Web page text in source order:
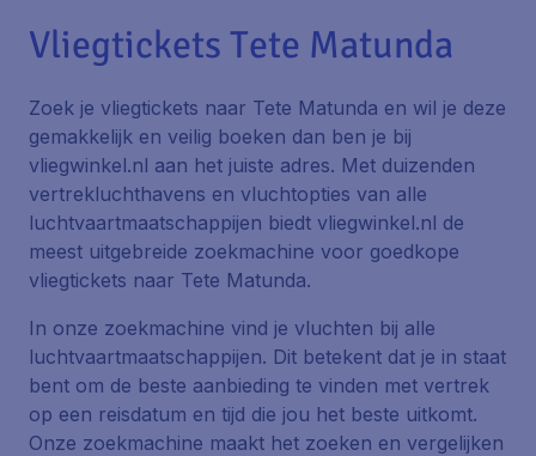
Vliegtickets Tete Matunda
Zoek je vliegtickets naar Tete Matunda en wil je deze
gemakkelijk en veilig boeken dan ben je bij
vliegwinkel.nl aan het juiste adres. Met duizenden
vertrekluchthavens en vluchtopties van alle
luchtvaartmaatschappijen biedt vliegwinkel.nl de
meest uitgebreide zoekmachine voor goedkope
vliegtickets naar Tete Matunda.
In onze zoekmachine vind je vluchten bij alle
luchtvaartmaatschappijen. Dit betekent dat je in staat
bent om de beste aanbieding te vinden met vertrek
op een reisdatum en tijd die jou het beste uitkomt.
Onze zoekmachine maakt het zoeken en vergelijken